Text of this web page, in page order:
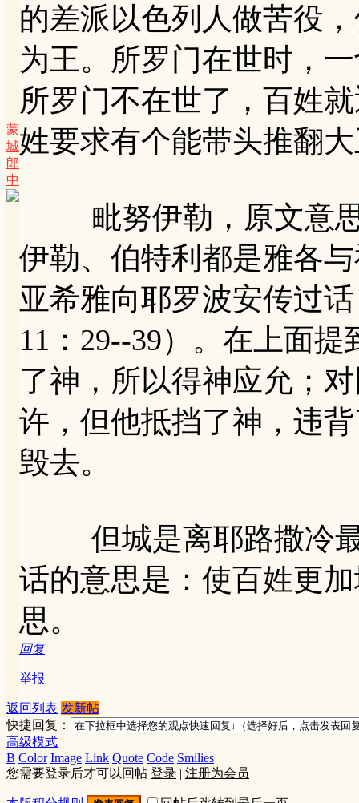
蒙
城
郎
中
的差派以色列人做苦役
为王。所罗门在世时，
所罗门不在世了，百姓
姓要求有个能带头推翻
毗努伊勒，原文意思
伊勒、伯特利都是雅各
亚希雅向耶罗波安传过
11：29--39）。在上面
了神，所以得神应允；
许，但他抵挡了神，违
毁去。
但城是离耶路撒冷最
话的意思是：使百姓更
思。
回复
举报
返回列表 发新帖
快捷回复：
高级模式
B Color Image Link Quote Code Smilies
您需要登录后才可以回帖 登录 | 注册为会员